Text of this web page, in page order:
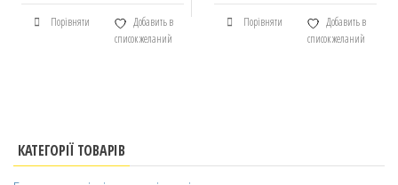
Порівняти
Добавить в
список желаний
Порівняти
Добавить в
список желаний
КАТЕГОРІЇ ТОВАРІВ